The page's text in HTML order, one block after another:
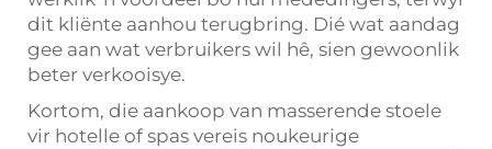
dit kliënte aanhou terugbring. Dié wat aandag
gee aan wat verbruikers wil hê, sien gewoonlik
beter verkooisye.
Kortom, die aankoop van masserende stoele
vir hotelle of spas vereis noukeurige